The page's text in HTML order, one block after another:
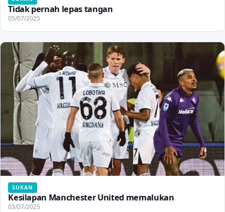
Tidak pernah lepas tangan
05/07/2025
SUKAN
Kesilapan Manchester United memalukan
03/07/2025